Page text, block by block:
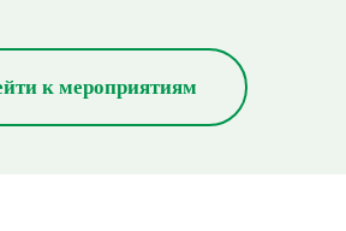
к мероприятиям